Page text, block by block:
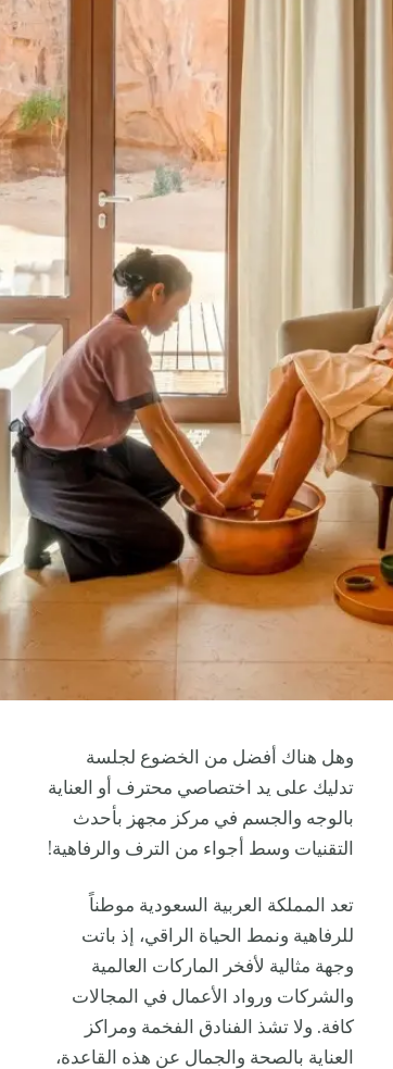
وهل هناك أفضل من الخضوع لجلسة
تدليك على يد اختصاصي محترف أو العناية
بالوجه والجسم في مركز مجهز بأحدث
التقنيات وسط أجواء من الترف والرفاهية!
تعد المملكة العربية السعودية موطناً
للرفاهية ونمط الحياة الراقي، إذ باتت
وجهة مثالية لأفخر الماركات العالمية
والشركات ورواد الأعمال في المجالات
كافة. ولا تشذ الفنادق الفخمة ومراكز
العناية بالصحة والجمال عن هذه القاعدة،